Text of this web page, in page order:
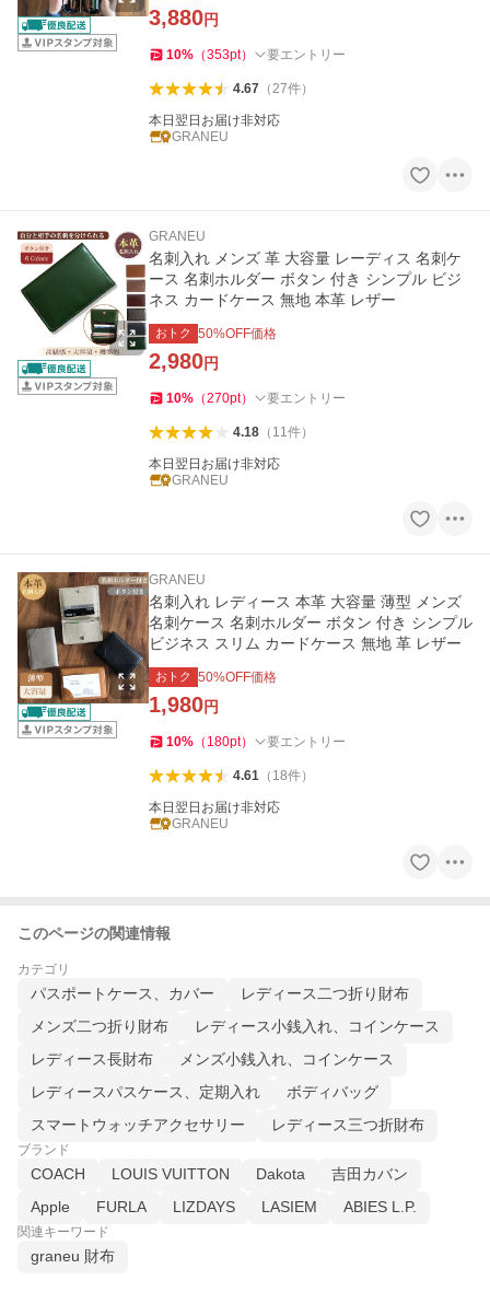
3,880円
10% （353pt） 要エントリー
4.67（27件）
本日翌日お届け非対応
GRANEU
GRANEU
名刺入れ メンズ 革 大容量 レーディス 名刺ケ
ース 名刺ホルダー ボタン 付き シンプル ビジ
ネス カードケース 無地 本革 レザー
おトク 50%OFF価格
2,980円
10% （270pt） 要エントリー
4.18（ 11件）
本日翌日お届け非対応
GRANEU
GRANEU
名刺入れ レディース 本革 大容量 薄型 メンズ
名刺ケース 名刺ホルダー ボタン 付き シンプル
ビジネス スリム カードケース 無地 革 レザー
おトク 50%OFF価格
1,980円
10% （ 180pt） 要エントリー
4.61（ 18件）
本日翌日お届け非対応
GRANEU
このページの関連情報
カテゴリ
パスポートケース、カバー
レディース二つ折り財布
メンズ二つ折り財布
レディース小銭入れ、コインケース
レディース長財布
メンズ小銭入れ、コインケース
レディースパスケース、定期入れ
ボディバッグ
スマートウォッチアクセサリー
レディース三つ折財布
ブランド
COACH LOUIS VUITTON Dakota
吉田カバン
Apple
FURLA LIZDAYS LASIEM ABIES L.P.
関連キーワード
graneu 財布